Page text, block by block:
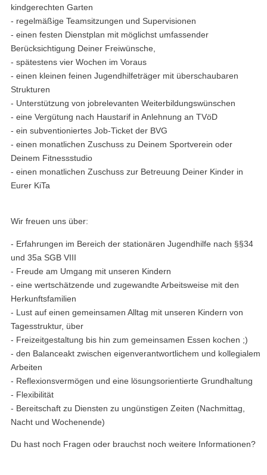
kindgerechten Garten
- regelmäßige Teamsitzungen und Supervisionen
- einen festen Dienstplan mit möglichst umfassender
Berücksichtigung Deiner Freiwünsche,
- spätestens vier Wochen im Voraus
- einen kleinen feinen Jugendhilfeträger mit überschaubaren
Strukturen
- Unterstützung von jobrelevanten Weiterbildungswünschen
- eine Vergütung nach Haustarif in Anlehnung an TVöD
- ein subventioniertes Job-Ticket der BVG
- einen monatlichen Zuschuss zu Deinem Sportverein oder
Deinem Fitnessstudio
- einen monatlichen Zuschuss zur Betreuung Deiner Kinder in
Eurer KiTa
Wir freuen uns über:
- Erfahrungen im Bereich der stationären Jugendhilfe nach §§34
und 35a SGB VIII
- Freude am Umgang mit unseren Kindern
- eine wertschätzende und zugewandte Arbeitsweise mit den
Herkunftsfamilien
- Lust auf einen gemeinsamen Alltag mit unseren Kindern von
Tagesstruktur, über
- Freizeitgestaltung bis hin zum gemeinsamen Essen kochen ;)
- den Balanceakt zwischen eigenverantwortlichem und kollegialem
Arbeiten
- Reflexionsvermögen und eine lösungsorientierte Grundhaltung
- Flexibilität
- Bereitschaft zu Diensten zu ungünstigen Zeiten (Nachmittag,
Nacht und Wochenende)
Du hast noch Fragen oder brauchst noch weitere Informationen?